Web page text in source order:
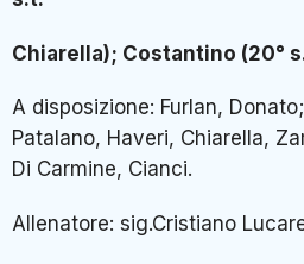
Chiarella); Costantino (20°
A disposizione: Furlan,
Patalano, Haveri, Chiarella,
Di Carmine, Cianci.
Allenatore: sig.Cristiano